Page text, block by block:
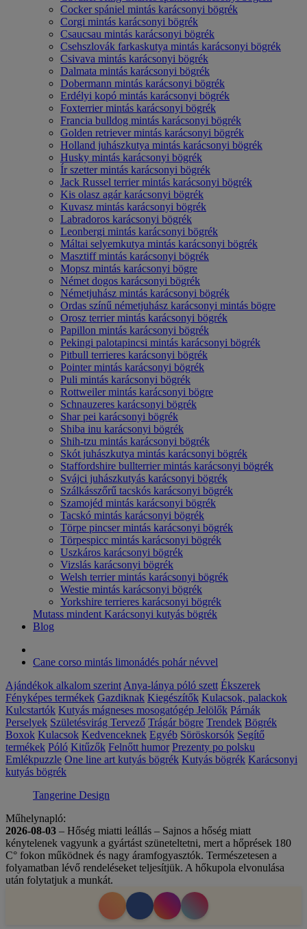
Cocker spániel mintás karácsonyi bögrék
Corgi mintás karácsonyi bögrék
Csaucsau mintás karácsonyi bögrék
Csehszlovák farkaskutya mintás karácsonyi bögrék
Csivava mintás karácsonyi bögrék
Dalmata mintás karácsonyi bögrék
Dobermann mintás karácsonyi bögrék
Erdélyi kopó mintás karácsonyi bögrék
Foxterrier mintás karácsonyi bögrék
Francia bulldog mintás karácsonyi bögrék
Golden retriever mintás karácsonyi bögrék
Holland juhászkutya mintás karácsonyi bögrék
Husky mintás karácsonyi bögrék
Ír szetter mintás karácsonyi bögrék
Jack Russel terrier mintás karácsonyi bögrék
Kis olasz agár karácsonyi bögrék
Kuvasz mintás karácsonyi bögrék
Labradoros karácsonyi bögrék
Leonbergi mintás karácsonyi bögrék
Máltai selyemkutya mintás karácsonyi bögrék
Masztiff mintás karácsonyi bögrék
Mopsz mintás karácsonyi bögre
Német dogos karácsonyi bögrék
Németjuhász mintás karácsonyi bögrék
Ordas színű németjuhász karácsonyi mintás bögre
Orosz terrier mintás karácsonyi bögrék
Papillon mintás karácsonyi bögrék
Pekingi palotapincsi mintás karácsonyi bögrék
Pitbull terrieres karácsonyi bögrék
Pointer mintás karácsonyi bögrék
Puli mintás karácsonyi bögrék
Rottweiler mintás karácsonyi bögre
Schnauzeres karácsonyi bögrék
Shar pei karácsonyi bögrék
Shiba inu karácsonyi bögrék
Shih-tzu mintás karácsonyi bögrék
Skót juhászkutya mintás karácsonyi bögrék
Staffordshire bullterrier mintás karácsonyi bögrék
Svájci juhászkutyás karácsonyi bögrék
Szálkásszőrű tacskós karácsonyi bögrék
Szamojéd mintás karácsonyi bögrék
Tacskó mintás karácsonyi bögrék
Törpe pincser mintás karácsonyi bögrék
Törpespicc mintás karácsonyi bögrék
Uszkáros karácsonyi bögrék
Vizslás karácsonyi bögrék
Welsh terrier mintás karácsonyi bögrék
Westie mintás karácsonyi bögrék
Yorkshire terrieres karácsonyi bögrék
Mutass mindent Karácsonyi kutyás bögrék
Blog
Cane corso mintás limonádés pohár névvel
Ajándékok alkalom szerint Anya-lánya póló szett Ékszerek
Fényképes termékek Gazdiknak Kiegészítők Kulacsok, palackok
Kulcstartók Kutyás mágneses mosogatógép Jelölők Párnák
Perselyek Születésvirág Tervező Trágár bögre Trendek Bögrék
Boxok Kulacsok Kedvenceknek Egyéb Söröskorsók Segítő
termékek Póló Kitűzők Felnőtt humor Prezenty po polsku
Emlékpuzzle One line art kutyás bögrék Kutyás bögrék Karácsonyi
kutyás bögrék
Tangerine Design
Műhelynapló:
2026-08-03 – Hőség miatti leállás – Sajnos a hőség miatt
kénytelenek vagyunk a gyártást szüneteltetni, mert a hőprések 180
C° fokon működnek és nagy áramfogyasztók. Természetesen a
folyamatban lévő rendeléseket teljesítjük. A hőkupola elvonulása
után folytatjuk a munkát.